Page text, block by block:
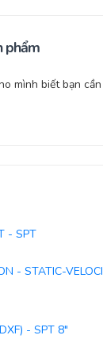
phẩm
mình biết bạn
- SPT
- STATIC-
- SPT 8"